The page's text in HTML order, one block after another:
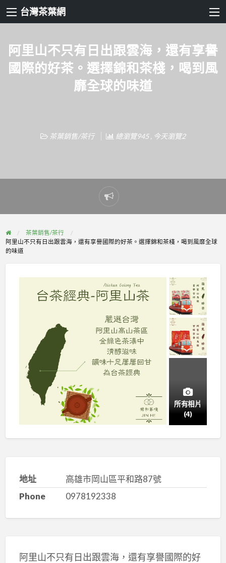
台灣茶葉網
阿里山不只有日出跟雲海，還有享譽
國際的好茶。選擇錦和茶棧，喝到風
靡全球的味道
茶葉銷售/茶行 總瀏覽945 , 今天瀏覽2
Report
problem
茶葉銷售/茶行
阿里山不只有日出跟雲海，還有享譽國際的好茶。選擇錦和茶棧，喝到風靡全球
的味道
所有相片
(4)
地址
高雄市岡山區平和路87號
Phone
0978192338
阿里山不只有日出跟雲海，還有享譽國際的好